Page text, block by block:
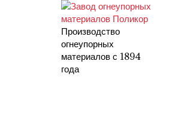
Производство
огнеупорных
материалов с 1894
года